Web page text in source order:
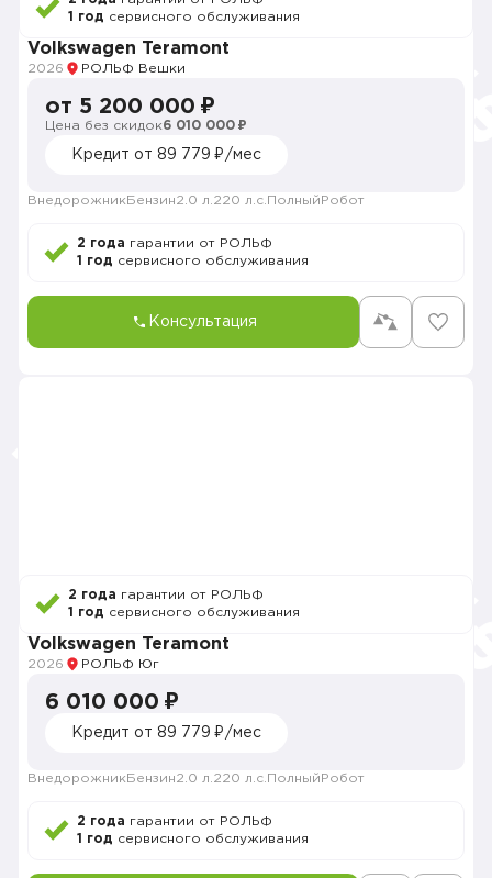
1 год сервисного обслуживания
Volkswagen Teramont
2026 РОЛЬФ Вешки
от 5 200 000 ₽
Цена без скидок6 010 000 ₽
Кредит от 89 779 ₽/мес
Внедорожник Бензин2.0 л. 220 л.с. Полный Робот
2 года гарантии от РОЛЬФ
1 год сервисного обслуживания
Консультация
2 года гарантии от РОЛЬФ
1 год сервисного обслуживания
Volkswagen Teramont
2026 РОЛЬФ Юг
6 010 000 ₽
Кредит от 89 779 ₽/мес
Внедорожник Бензин2.0 л. 220 л.с. Полный Робот
2 года гарантии от РОЛЬФ
1 год сервисного обслуживания